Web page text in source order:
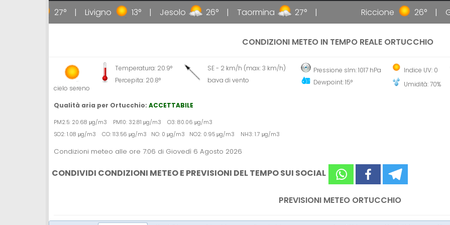
27° Livigno 13° Jesolo 26° Taormina 27° Riccione 26°
CONDIZIONI METEO IN TEMPO REALE ORTUCCHIO
cielo sereno
Temperatura: 20.9°
Percepita: 20.8°
SE - 2 km/h (max: 3 km/h)
bava di vento
Pressione slm: 1017 hPa
Dewpoint: 15°
Indice UV: 0
Umidità: 70%
Qualità aria per Ortucchio: ACCETTABILE
PM2.5: 20.68 μg/m3 PM10: 32.81 μg/m3 O3: 80.06 μg/m3
SO2: 1.08 μg/m3 CO: 113.56 μg/m3 NO: 0 μg/m3 NO2: 0.95 μg/m3 NH3: 1.7 μg/m3
Condizioni meteo alle ore 7:06 di Giovedì 6 Agosto 2026
CONDIVIDI CONDIZIONI METEO E PREVISIONI DEL TEMPO SUI SOCIAL
PREVISIONI METEO ORTUCCHIO